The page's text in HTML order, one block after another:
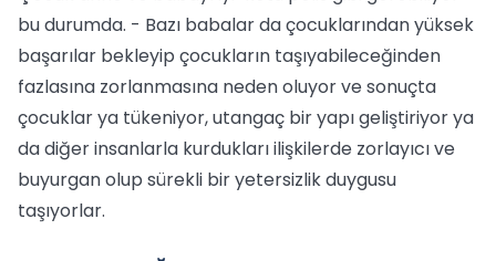
bu durumda. - Bazı babalar da çocuklarından yüksek
başarılar bekleyip çocukların taşıyabileceğinden
fazlasına zorlanmasına neden oluyor ve sonuçta
çocuklar ya tükeniyor, utangaç bir yapı geliştiriyor ya
da diğer insanlarla kurdukları ilişkilerde zorlayıcı ve
buyurgan olup sürekli bir yetersizlik duygusu
taşıyorlar.